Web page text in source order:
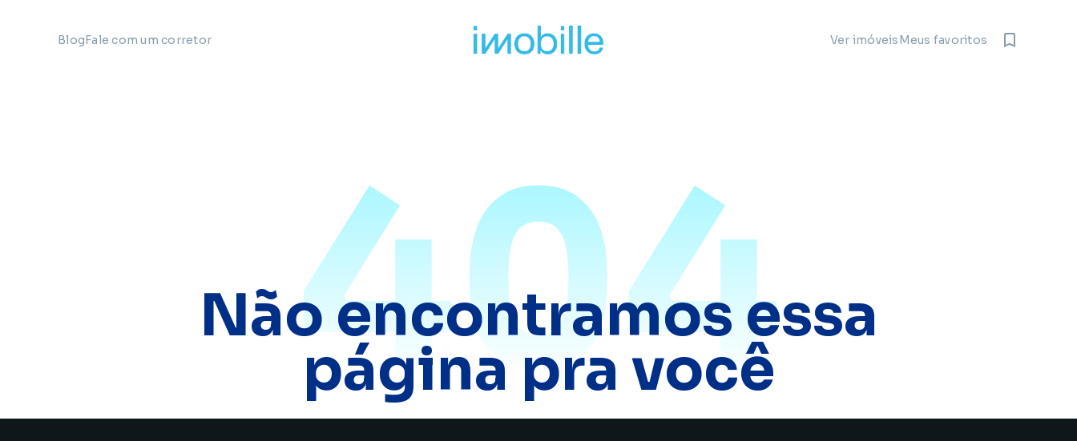
BlogFale com um corretor Ver imóveisMeus favoritos
404
Não encontramos essa
página pra você